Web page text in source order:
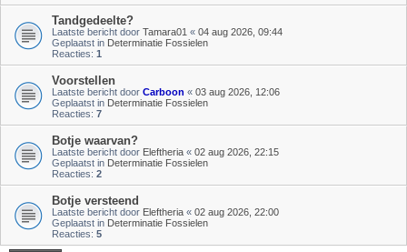
Tandgedeelte?
Laatste bericht door Tamara01 « 04 aug 2026, 09:44
Geplaatst in Determinatie Fossielen
Reacties: 1
Voorstellen
Laatste bericht door Carboon « 03 aug 2026, 12:06
Geplaatst in Determinatie Fossielen
Reacties: 7
Botje waarvan?
Laatste bericht door Eleftheria « 02 aug 2026, 22:15
Geplaatst in Determinatie Fossielen
Reacties: 2
Botje versteend
Laatste bericht door Eleftheria « 02 aug 2026, 22:00
Geplaatst in Determinatie Fossielen
Reacties: 5